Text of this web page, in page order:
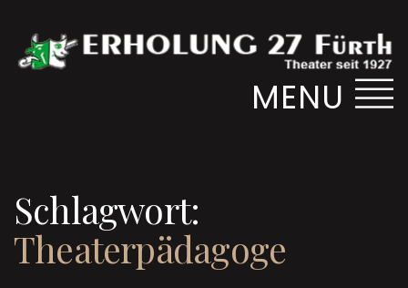
MENU
Schlagwort:
Theaterpädagoge